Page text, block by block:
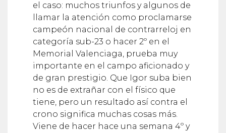
el caso: muchos triunfos y algunos de
llamar la atención como proclamarse
campeón nacional de contrarreloj en
categoría sub-23 o hacer 2º en el
Memorial Valenciaga, prueba muy
importante en el campo aficionado y
de gran prestigio. Que Igor suba bien
no es de extrañar con el físico que
tiene, pero un resultado así contra el
crono significa muchas cosas más.
Viene de hacer hace una semana 4º y